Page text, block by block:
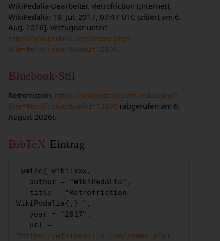
WikiPedalia-Bearbeiter. Retrofriction [Internet].
WikiPedalia; 19. Jul. 2017, 07:47 UTC [zitiert am 6.
Aug. 2026]. Verfügbar unter:
https://wikipedalia.com/index.php?
title=Retrofriction&oldid=12800.
Bluebook-Stil
Retrofriction, https://wikipedalia.com/index.php?
title=Retrofriction&oldid=12800 (abgerufen am 6.
August 2026).
BibTeX-Eintrag
@misc{ wiki:xxx,
WikiPedalia{,} ",
"https://wikipedalia.com/index.php?